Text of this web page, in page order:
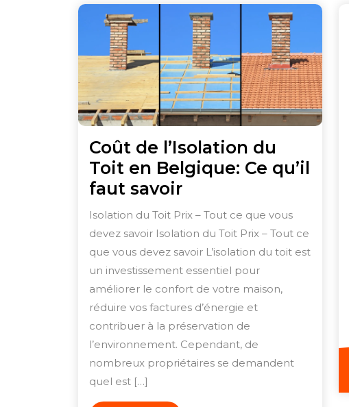
Coût de l’Isolation du
Toit en Belgique: Ce qu’il
faut savoirCoût
de
l’Isolation
du
Toit
en
Belgique:
Ce
qu’il
faut
Isolation du Toit Prix – Tout ce que vous
devez savoir Isolation du Toit Prix – Tout ce
que vous devez savoir L’isolation du toit est
un investissement essentiel pour
améliorer le confort de votre maison,
réduire vos factures d’énergie et
contribuer à la préservation de
l’environnement. Cependant, de
nombreux propriétaires se demandent
quel est […]